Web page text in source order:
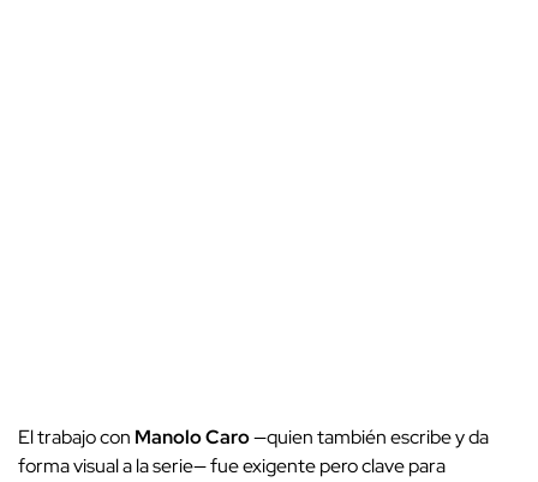
El trabajo con Manolo Caro—quien también escribe y da
forma visual a la serie— fue exigente pero clave para